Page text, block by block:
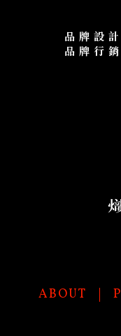
品牌設
品牌行
ABOUT